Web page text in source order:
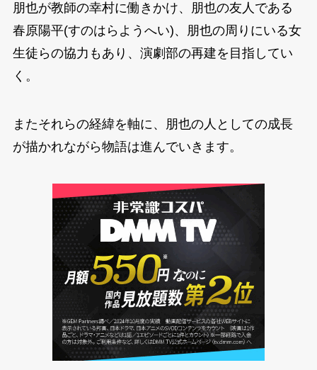
朋也が教師の幸村に働きかけ、朋也の友人である
春原陽平(すのはらようへい)、朋也の周りにいる女
生徒らの協力もあり、演劇部の再建を目指してい
く。
またそれらの経緯を軸に、朋也の人としての成長
が描かれながら物語は進んでいきます。